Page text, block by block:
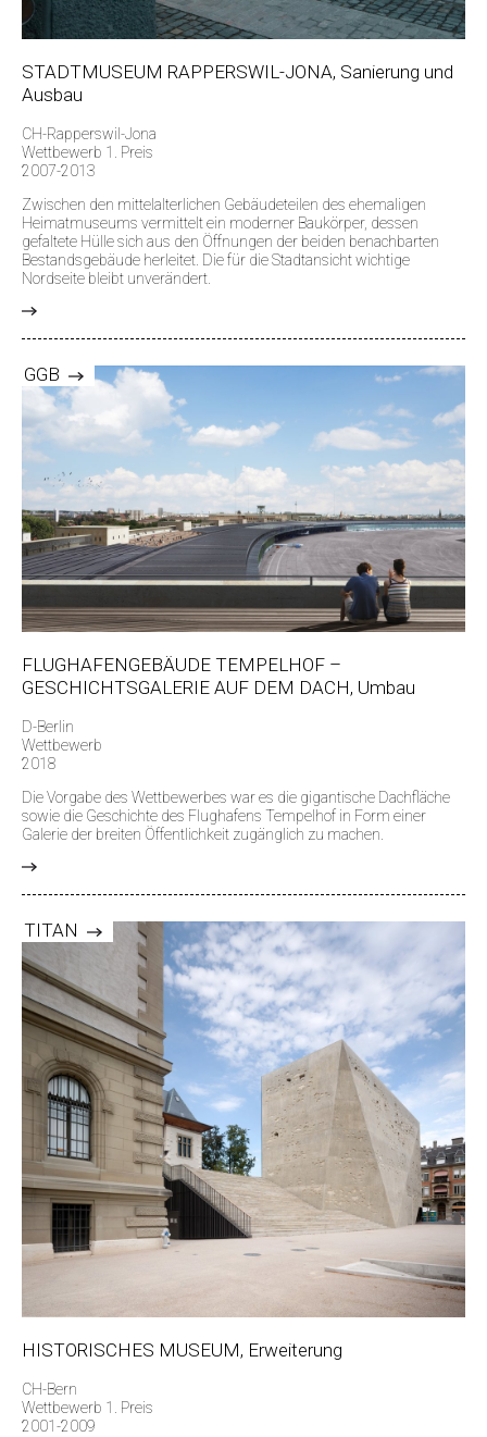
STADTMUSEUM RAPPERSWIL-JONA, Sanierung und
Ausbau
CH-Rapperswil-Jona
Wettbewerb 1. Preis
2007-2013
Zwischen den mittelalterlichen Gebäudeteilen des ehemaligen
Heimatmuseums vermittelt ein moderner Baukörper, dessen
gefaltete Hülle sich aus den Öffnungen der beiden benachbarten
Bestandsgebäude herleitet. Die für die Stadtansicht wichtige
Nordseite bleibt unverändert.
GGB
FLUGHAFENGEBÄUDE TEMPELHOF –
GESCHICHTSGALERIE AUF DEM DACH, Umbau
D-Berlin
Wettbewerb
2018
Die Vorgabe des Wettbewerbes war es die gigantische Dachfläche
sowie die Geschichte des Flughafens Tempelhof in Form einer
Galerie der breiten Öffentlichkeit zugänglich zu machen.
TITAN
HISTORISCHES MUSEUM, Erweiterung
CH-Bern
Wettbewerb 1. Preis
2001-2009